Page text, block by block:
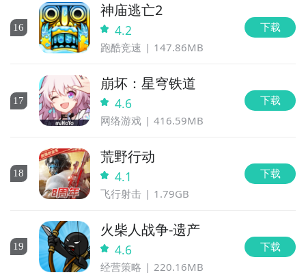
16
神庙逃亡2
4.2
跑酷竞速 147.86MB
下载
17
崩坏：星穹铁道
4.6
网络游戏 416.59MB
下载
18
荒野行动
4.1
飞行射击 1.79GB
下载
19
火柴人战争-遗产
4.6
经营策略 220.16MB
下载